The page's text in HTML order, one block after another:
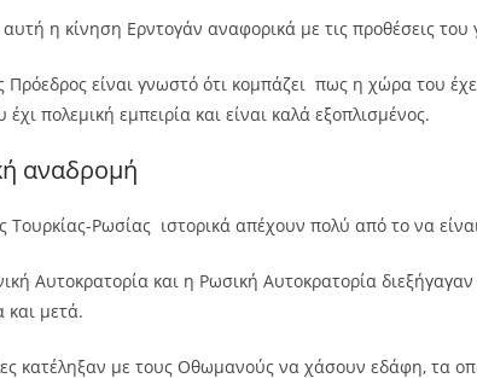
αυτή η κίνηση Ερντογάν αναφορικά με τις προθέσεις του
Πρόεδρος είναι γνωστό ότι κομπάζει πως η χώρα του
πολεμική εμπειρία και είναι καλά εξοπλισμένος.
αναδρομή
Τουρκίας-Ρωσίας ιστορικά απέχουν πολύ από το να
Αυτοκρατορία και η Ρωσική Αυτοκρατορία
και μετά.
κατέληξαν με τους Οθωμανούς να χάσουν εδάφη, τα